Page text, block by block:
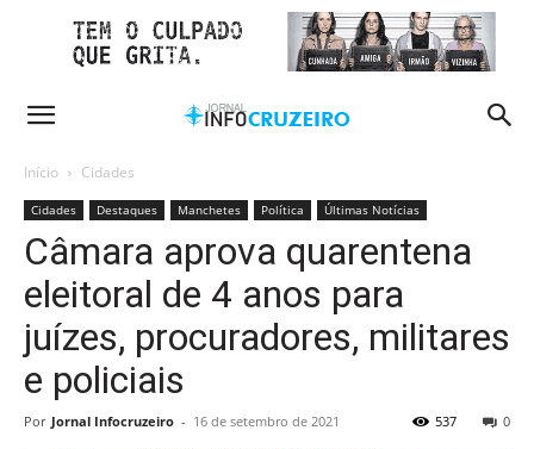
Início Cidades
Cidades Destaques Manchetes Política Últimas Notícias
Câmara aprova quarentena
eleitoral de 4 anos para
juízes, procuradores, militares
e policiais
Por Jornal Infocruzeiro - 16 de setembro de 2021 0
537